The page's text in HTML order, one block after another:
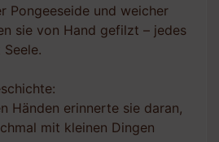
Pongeeseide und weicher
sie von Hand gefilzt – jedes
Händen erinnerte sie daran,
mit kleinen Dingen